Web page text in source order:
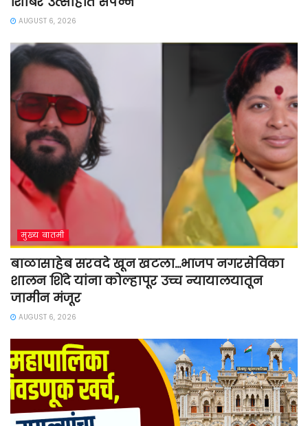
AUGUST 6, 2026
मुख्य बातमी
बाळासाहेब सरवदे खून खटला…भाजप नगरसेविका
शालन शिंदे यांना कोल्हापूर उच्च न्यायालयातून
जामीन मंजूर
AUGUST 6, 2026